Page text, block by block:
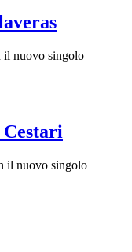
il nuovo singolo
il nuovo singolo